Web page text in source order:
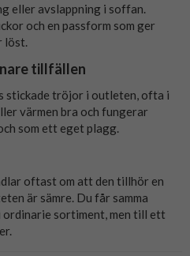
eller avslappning i soffan.
och en passform som ger
tillfällen
stickade tröjor i outleten, ofta i
värmen bra och fungerar
som ett eget plagg.
oftast om att den tillhör en
är sämre. Du får samma
sortiment, men till ett